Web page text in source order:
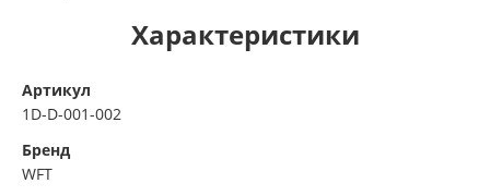
Характеристики
Артикул
1D-D-001-002
Бренд
WFT